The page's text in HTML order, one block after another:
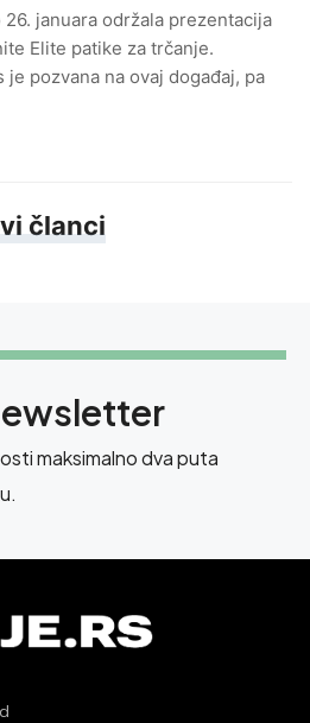
januara održala prezentacija
Elite patike za trčanje.
je pozvana na ovaj događaj, pa
članci
maksimalno dva puta